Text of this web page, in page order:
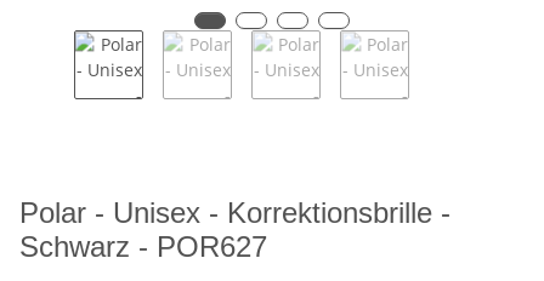
Polar - Unisex - Korrektionsbrille -
Schwarz - POR627